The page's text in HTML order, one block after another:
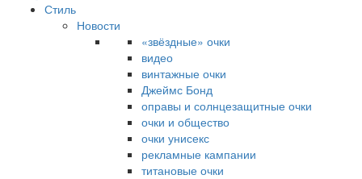
Стиль
Новости
«звёздные» очки
видео
винтажные очки
Джеймс Бонд
оправы и солнцезащитные очки
очки и общество
очки унисекс
рекламные кампании
титановые очки